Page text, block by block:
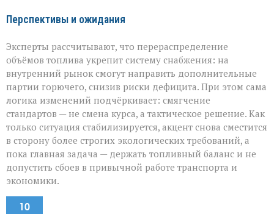
Перспективы и ожидания
Эксперты рассчитывают, что перераспределение
объёмов топлива укрепит систему снабжения: на
внутренний рынок смогут направить дополнительные
партии горючего, снизив риски дефицита. При этом сама
логика изменений подчёркивает: смягчение
стандартов — не смена курса, а тактическое решение. Как
только ситуация стабилизируется, акцент снова сместится
в сторону более строгих экологических требований, а
пока главная задача — держать топливный баланс и не
допустить сбоев в привычной работе транспорта и
экономики.
10